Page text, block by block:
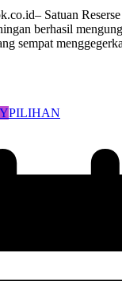
Satuan
berhasil
sempat
PILIHAN